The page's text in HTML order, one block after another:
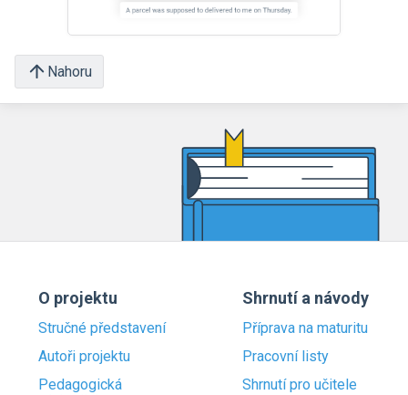
Nahoru
O projektu
Stručné představení
Autoři projektu
Pedagogická
Shrnutí a návody
Příprava na maturitu
Pracovní listy
Shrnutí pro učitele